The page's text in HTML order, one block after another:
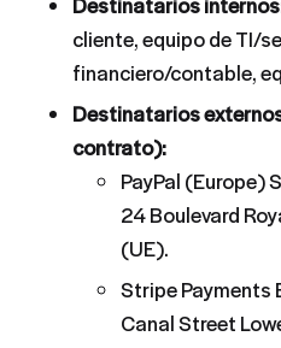
cliente, equipo de TI/
financiero/contable,
Destinatarios
contrato):
PayPal (Europe)
24 Boulevard
(UE).
Stripe Payments
Canal Street